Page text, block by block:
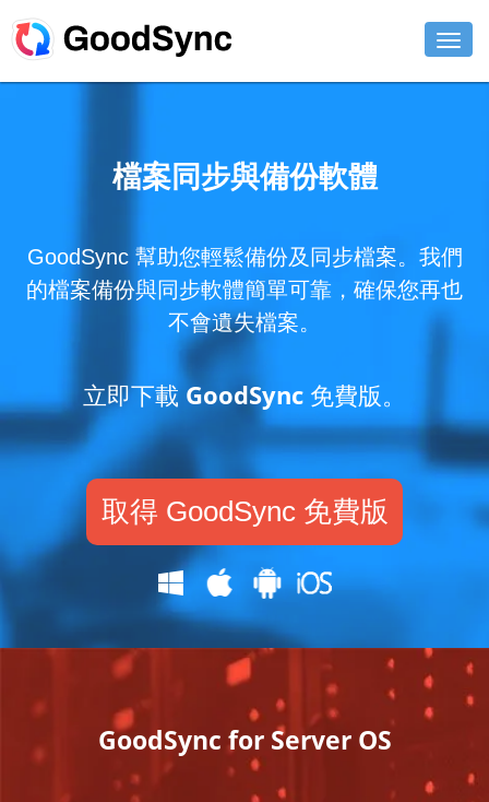
支援
下載
登入
檔案同步與備份軟體
GoodSync 幫助您輕鬆備份及同步檔案。我們
的檔案備份與同步軟體簡單可靠，確保您再也
不會遺失檔案。
立即下載 GoodSync 免費版。
取得 GoodSync 免費版
GoodSync for Server OS